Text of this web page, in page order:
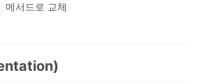
메서드로 교체